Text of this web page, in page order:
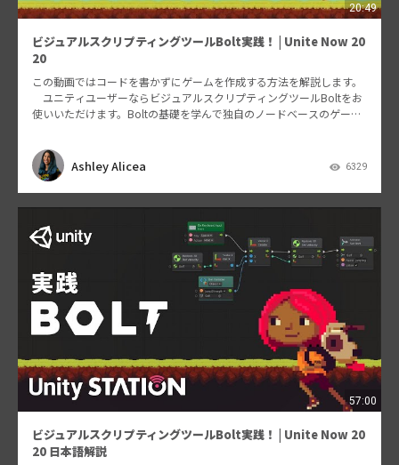
20:49
ビジュアルスクリプティングツールBolt実践！ | Unite Now 20
20
この動画ではコードを書かずにゲームを作成する方法を解説します。
ユニティユーザーならビジュアルスクリプティングツールBoltをお
使いいただけます。Boltの基礎を学んで独自のノードベースのゲーム
Ashley Alicea 6329
57:00
ビジュアルスクリプティングツールBolt実践！ | Unite Now 20
20 日本語解説